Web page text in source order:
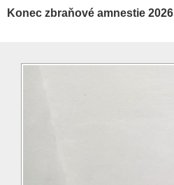
Konec zbraňové amnestie 2026